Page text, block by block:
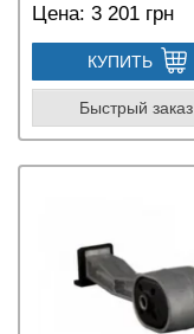
Цена: 3 201 грн
КУПИТЬ
Быстрый заказ